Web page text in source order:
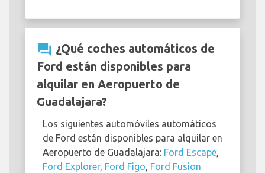
question_answer ¿Qué coches automáticos de
Ford están disponibles para
alquilar en Aeropuerto de
Guadalajara?
Los siguientes automóviles automáticos
de Ford están disponibles para alquilar en
Aeropuerto de Guadalajara: Ford Escape,
Ford Explorer, Ford Figo, Ford Fusion